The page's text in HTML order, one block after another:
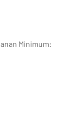
Minimum: